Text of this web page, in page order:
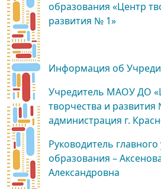
образования «Центр
развития № 1»
Информация об
Учредитель МАОУ ДО
творчества и развития
администрация г.
Руководитель
образования –
Александровна